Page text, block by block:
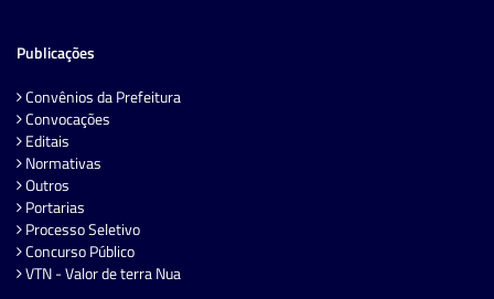
Publicações
Convênios da Prefeitura
Convocações
Editais
Normativas
Outros
Portarias
Processo Seletivo
Concurso Público
VTN - Valor de terra Nua